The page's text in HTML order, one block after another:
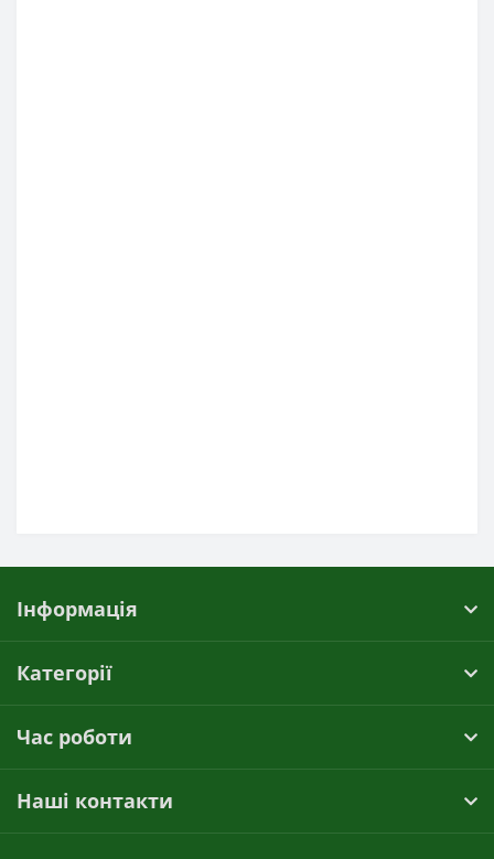
Інформація
Категорії
Час роботи
Наші контакти